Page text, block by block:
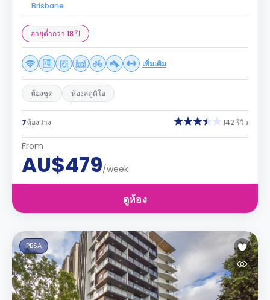
Brisbane
อายุต่ำกว่า 18 ปี
เพิ่มเติม
ห้องชุด ห้องสตูดิโอ
7ห้องว่าง 142 รีวิว
From
AU$479/week
ดูห้อง
PBSA